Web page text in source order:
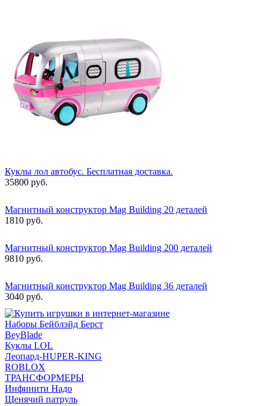
Куклы лол автобус. Бесплатная доставка.
35800 руб.
Магнитный конструктор Mag Building 20 деталей
1810 руб.
Магнитный конструктор Mag Building 200 деталей
9810 руб.
Магнитный конструктор Mag Building 36 деталей
3040 руб.
Наборы Бейблэйд Берст
BeyBlade
Куклы LOL
Леопард-HUPER-KING
ROBLOX
ТРАНСФОРМЕРЫ
Инфинити Надо
Щенячий патруль